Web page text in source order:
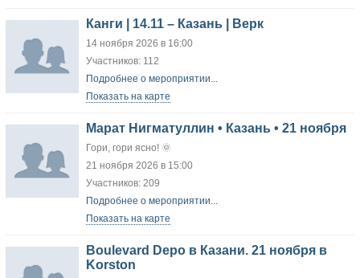
Канги | 14.11 – Казань | Верк
14 ноября 2026 в 16:00
Участников: 112
Подробнее о мероприятии...
Показать на карте
Марат Нигматуллин • Казань • 21 ноября
Гори, гори ясно! 🌞
21 ноября 2026 в 15:00
Участников: 209
Подробнее о мероприятии...
Показать на карте
Boulevard Depo в Казани. 21 ноября в
Korston